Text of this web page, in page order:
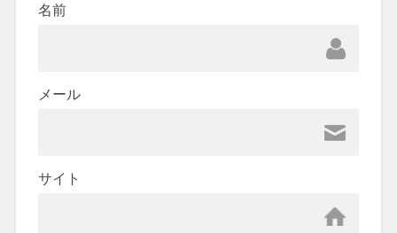
名前
メール
サイト